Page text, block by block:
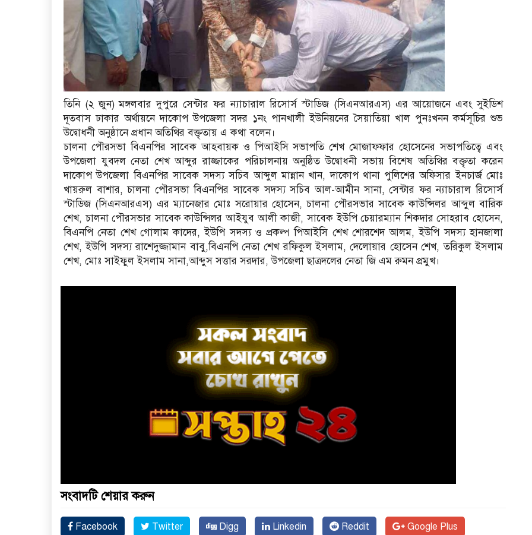
তিনি (২ জুন) মঙ্গলবার দুপুরে সেন্টার ফর ন্যাচারাল রিসোর্স স্টাডিজ (সিএনআরএস) এর আয়োজনে এবং সুইডিশ
দূতবাস ঢাকার অর্থায়নে দাকোপ উপজেলা সদর ১নং পানখালী ইউনিয়নের সৈয়াতিয়া খাল পুনঃখনন কর্মসূচির শুভ
উদ্বোধনী অনুষ্ঠানে প্রধান অতিথির বক্তৃতায় এ কথা বলেন।
চালনা পৌরসভা বিএনপির সাবেক আহবায়ক ও পিআইসি সভাপতি শেখ মোজাফ্ফার হোসেনের সভাপতিত্বে এবং
উপজেলা যুবদল নেতা শেখ আব্দুর রাজ্জাকের পরিচালনায় অনুষ্ঠিত উদ্বোধনী সভায় বিশেষ অতিথির বক্তৃতা করেন
দাকোপ উপজেলা বিএনপির সাবেক সদস্য সচিব আব্দুল মান্নান খান, দাকোপ থানা পুলিশের অফিসার ইনচার্জ মোঃ
খায়রুল বাশার, চালনা পৌরসভা বিএনপির সাবেক সদস্য সচিব আল-আমীন সানা, সেন্টার ফর ন্যাচারাল রিসোর্স
স্টাডিজ (সিএনআরএস) এর ম্যানেজার মোঃ সরোয়ার হোসেন, চালনা পৌরসভার সাবেক কাউন্সিলর আব্দুল বারিক
শেখ, চালনা পৌরসভার সাবেক কাউন্সিলর আইযুব আলী কাজী, সাবেক ইউপি চেয়ারম্যান শিকদার সোহরাব হোসেন,
বিএনপি নেতা শেখ গোলাম কাদের, ইউপি সদস্য ও প্রকল্প পিআইসি শেখ শোরশেদ আলম, ইউপি সদস্য হানজালা
শেখ, ইউপি সদস্য রাশেদুজ্জামান বাবু,বিএনপি নেতা শেখ রফিকুল ইসলাম, দেলোয়ার হোসেন শেখ, তরিকুল ইসলাম
শেখ, মোঃ সাইফুল ইসলাম সানা,আব্দুস সত্তার সরদার, উপজেলা ছাত্রদলের নেতা জি এম রুমন প্রমুখ।
সংবাদটি শেয়ার করুন
Facebook Twitter Digg Linkedin Reddit Google Plus